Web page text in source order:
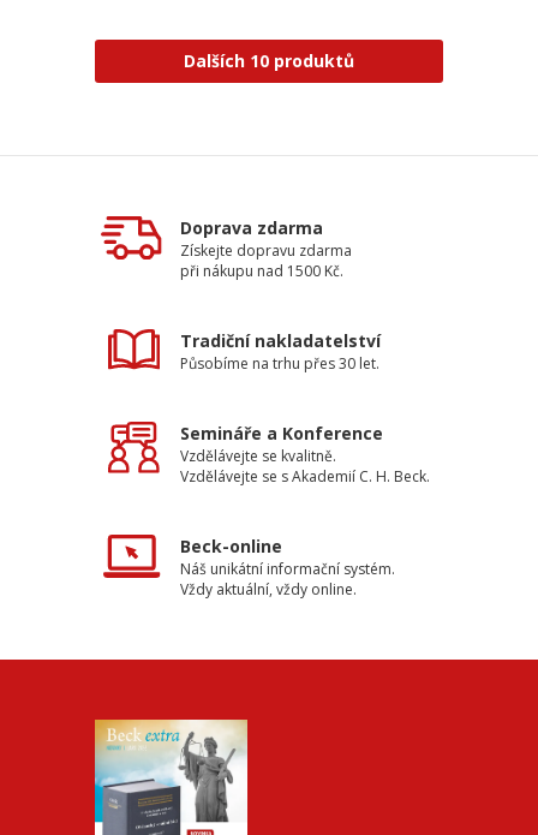
Dalších 10 produktů
Doprava zdarma
Získejte dopravu zdarma
při nákupu nad 1500 Kč.
Tradiční nakladatelství
Působíme na trhu přes 30 let.
Semináře a Konference
Vzdělávejte se kvalitně.
Vzdělávejte se s Akademií C. H. Beck.
Beck-online
Náš unikátní informační systém.
Vždy aktuální, vždy online.